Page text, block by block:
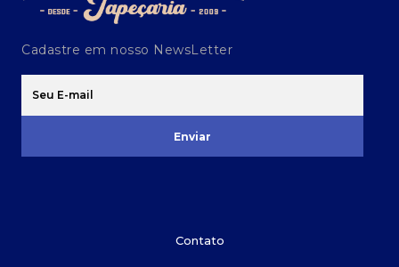
Cadastre em nosso NewsLetter
Enviar
Contato